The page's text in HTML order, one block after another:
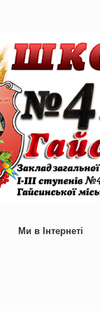
Ми в Інтернеті